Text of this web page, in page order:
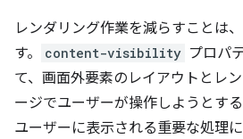
レンダリング作業を減らすことは
す。
content-visibility プロパ
て、画面外要素のレイアウトとレ
ージでユーザーが操作しようとす
ユーザーに表示される重要な処理